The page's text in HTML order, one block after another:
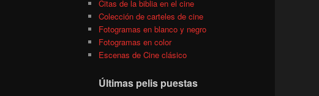
Citas de la biblia en el cine
Colección de carteles de cine
Fotogramas en blanco y negro
Fotogramas en color
Escenas de Cine clásico
Últimas pelis puestas